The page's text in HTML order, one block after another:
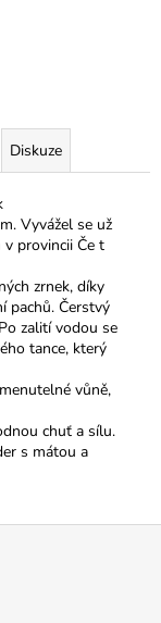
Diskuze
Vyvážel se už
v provincii Če t
zrnek, díky
pachů. Čerstvý
zalití vodou se
tance, který
vůně,
chuť a sílu.
s mátou a